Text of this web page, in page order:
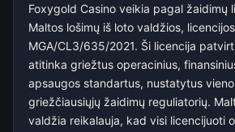
Foxygold Casino veikia pagal žaidimų
Maltos lošimų iš loto valdžios,
MGA/CL3/635/2021. Ši licencija
atitinka griežtus operacinius,
apsaugos standartus, nustatytus
griežčiausiųjų žaidimų reguliatorių.
valdžia reikalauja, kad visi licencijuoti